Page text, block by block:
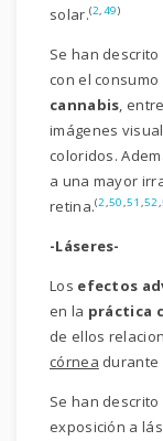
solar.(2,49)
Se han
con el consumo
cannabis,
imágenes
coloridos.
a una mayor
retina.(2,50,51 ,52,
-Láseres-
Los efectos
en la práctica
de ellos
córnea durante
Se han
exposición a